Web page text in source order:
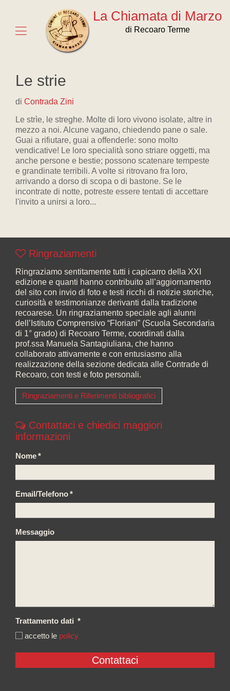
La Chiamata di Marzo
di Recoaro Terme
Le strie
di Contrada Zini
Le strìe, le streghe. Molte di loro vivono isolate, altre in
mezzo a noi. Alcune vagano, chiedendo pane o sale.
Guai a rifiutare, guai a offenderle: sono molto
vendicative! Le loro specialità sono striare oggetti, ma
anche persone e bestie; possono scatenare tempeste
e grandinate terribili. A volte si ritrovano fra loro,
arrivando a dorso di scopa o di bastone. Se le
incontrate di notte, potreste essere tentati di accettare
l'invito a unirsi a loro...
Ringraziamenti
Ringraziamo sentitamente tutti i capicarro della XXI
edizione e quanti hanno contribuito all’aggiornamento
del sito con invio di foto e testi ricchi di notizie storiche,
curiosità e testimonianze derivanti dalla tradizione
recoarese. Un ringraziamento speciale agli alunni
dell’Istituto Comprensivo “Floriani” (Scuola Secondaria
di 1° grado) di Recoaro Terme, coordinati dalla
prof.ssa Manuela Santagiuliana, che hanno
collaborato attivamente e con entusiasmo alla
realizzazione della sezione dedicata alle Contrade di
Recoaro, con testi e foto personali.
Ringraziamenti e Riferimenti bibliografici
Contattaci e chiedici maggiori
informazioni
Nome*
Email/Telefono*
Messaggio
Trattamento dati *
accetto le policy